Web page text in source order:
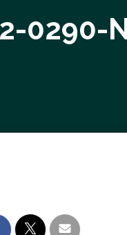
0290-